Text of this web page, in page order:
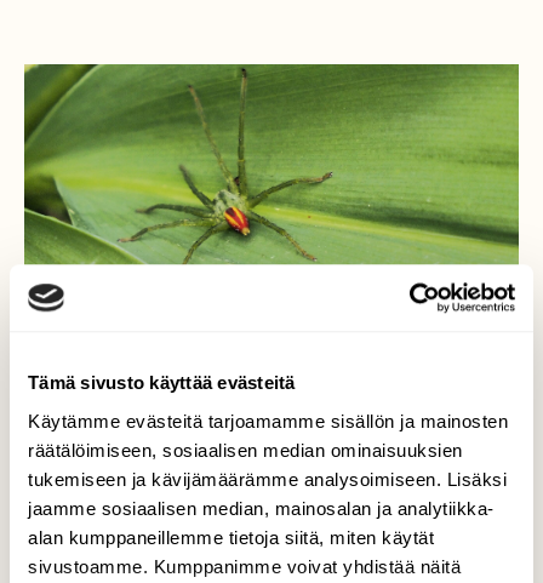
Tämä sivusto käyttää evästeitä
Käytämme evästeitä tarjoamamme sisällön ja mainosten
räätälöimiseen, sosiaalisen median ominaisuuksien
tukemiseen ja kävijämäärämme analysoimiseen. Lisäksi
jaamme sosiaalisen median, mainosalan ja analytiikka-
alan kumppaneillemme tietoja siitä, miten käytät
sivustoamme. Kumppanimme voivat yhdistää näitä
viherjahdikki eli
viherhämähäkki
...huomiota herättävä, vihreä hämähäkkilaji.